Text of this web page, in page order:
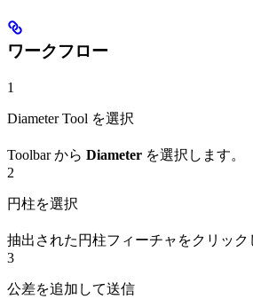
ワークフロー
1
Diameter Tool を選択
Toolbar から Diameter を選択します。
2
円柱を選択
抽出された円柱フィーチャをクリック
3
公差を追加して送信